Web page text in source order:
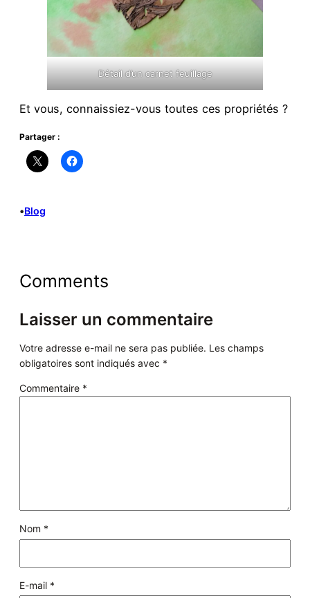
Détail d’un carnet feuillage
Et vous, connaissiez-vous toutes ces propriétés ?
Partager :
•Blog
Comments
Laisser un commentaire
Votre adresse e-mail ne sera pas publiée. Les champs
obligatoires sont indiqués avec *
Commentaire *
Nom *
E-mail *